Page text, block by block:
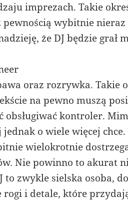
imprezach. Takie
wybitnie nieraz
że DJ będzie grał
oraz rozrywka. Takie
na pewno muszą
obsługiwać kontroler.
o wiele więcej
wielokrotnie
Nie powinno to akurat
to zwykle sielska osoba,
i detale, które